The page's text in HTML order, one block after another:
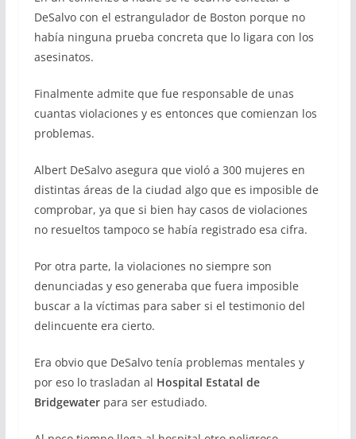
DeSalvo con el estrangulador de Boston porque no
había ninguna prueba concreta que lo ligara con los
asesinatos.
Finalmente admite que fue responsable de unas
cuantas violaciones y es entonces que comienzan los
problemas.
Albert DeSalvo asegura que violó a 300 mujeres en
distintas áreas de la ciudad algo que es imposible de
comprobar, ya que si bien hay casos de violaciones
no resueltos tampoco se había registrado esa cifra.
Por otra parte, la violaciones no siempre son
denunciadas y eso generaba que fuera imposible
buscar a la víctimas para saber si el testimonio del
delincuente era cierto.
Era obvio que DeSalvo tenía problemas mentales y
por eso lo trasladan al Hospital Estatal de
Bridgewaterpara ser estudiado.